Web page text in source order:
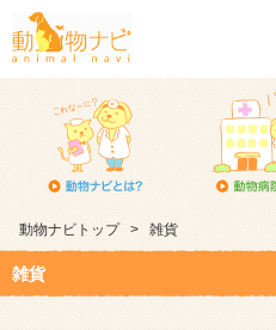
動物ナビトップ > 雑貨
雑貨